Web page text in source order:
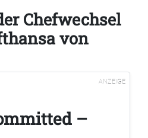
Chefwechsel
von
ANZEIGE
–